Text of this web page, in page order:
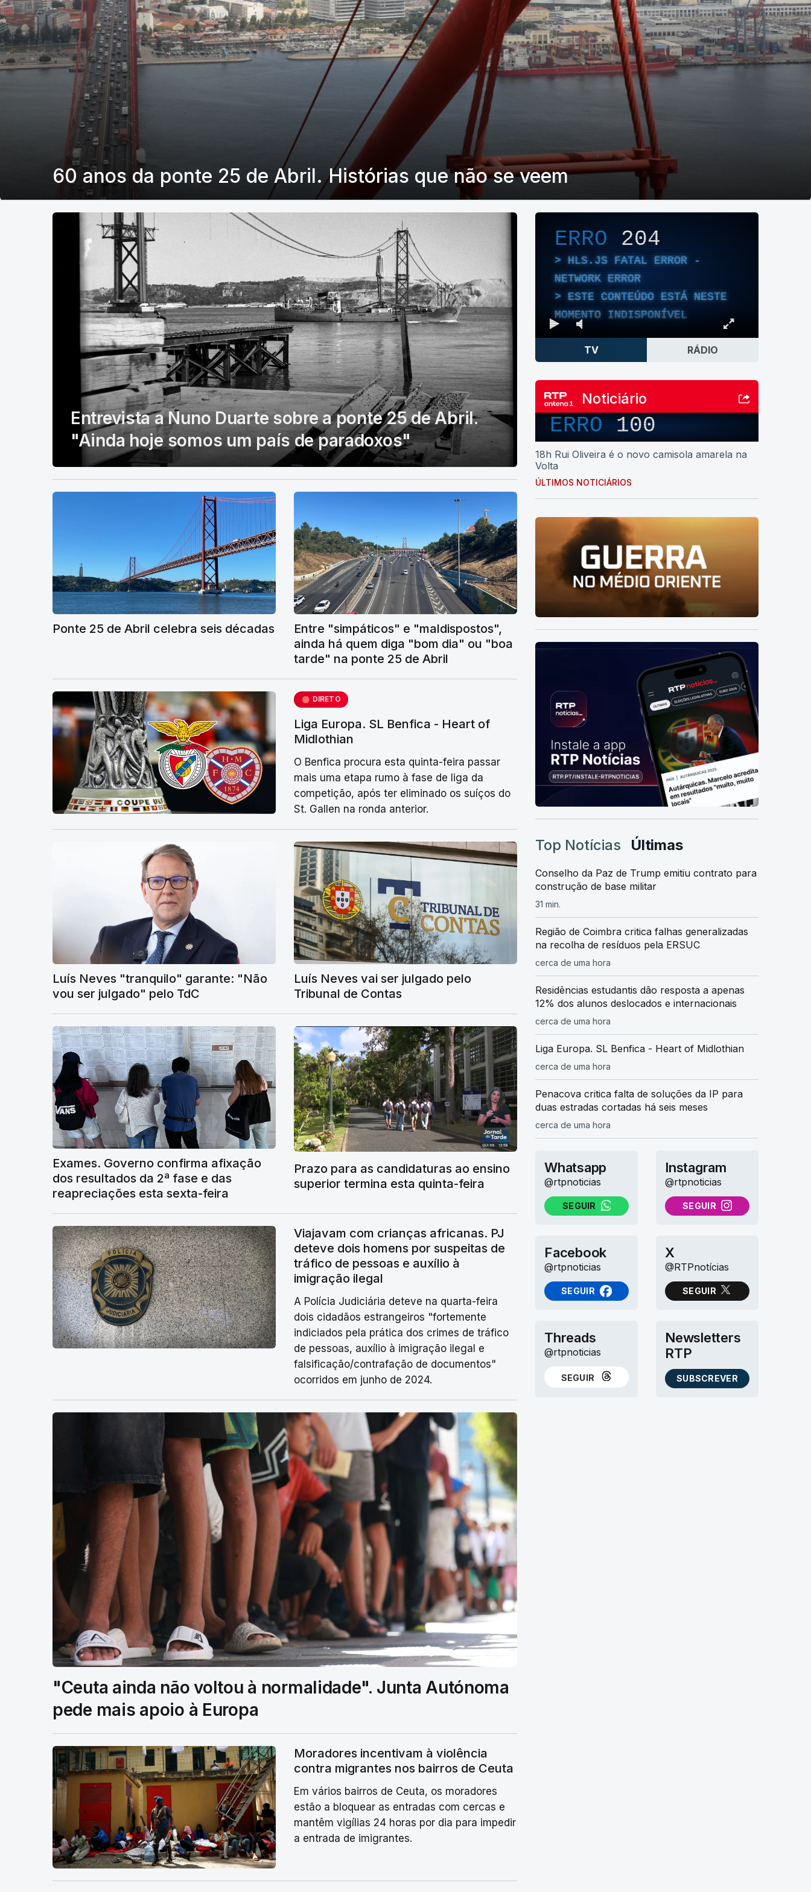
60 anos da ponte 25 de Abril. Histórias que não se veem
Entrevista a Nuno Duarte sobre a ponte 25 de Abril.
"Ainda hoje somos um país de paradoxos"
Ponte 25 de Abril celebra seis décadas
Entre "simpáticos" e "maldispostos",
ainda há quem diga "bom dia" ou "boa
tarde" na ponte 25 de Abril
DIRETO
Liga Europa. SL Benfica - Heart of
Midlothian
O Benfica procura esta quinta-feira passar
mais uma etapa rumo à fase de liga da
competição, após ter eliminado os suíços do
St. Gallen na ronda anterior.
Luís Neves "tranquilo" garante: "Não
vou ser julgado" pelo TdC
Luís Neves vai ser julgado pelo
Tribunal de Contas
Exames. Governo confirma afixação
dos resultados da 2ª fase e das
reapreciações esta sexta-feira
Prazo para as candidaturas ao ensino
superior termina esta quinta-feira
Viajavam com crianças africanas. PJ
deteve dois homens por suspeitas de
tráfico de pessoas e auxílio à
imigração ilegal
A Polícia Judiciária deteve na quarta-feira
dois cidadãos estrangeiros "fortemente
indiciados pela prática dos crimes de tráfico
de pessoas, auxílio à imigração ilegal e
falsificação/contrafação de documentos"
ocorridos em junho de 2024.
"Ceuta ainda não voltou à normalidade". Junta Autónoma
pede mais apoio à Europa
Moradores incentivam à violência
contra migrantes nos bairros de Ceuta
Em vários bairros de Ceuta, os moradores
estão a bloquear as entradas com cercas e
mantêm vigílias 24 horas por dia para impedir
a entrada de imigrantes.
Player de Áudio/Vídeo
ERRO 204
HLS.JS FATAL ERROR -
NETWORK ERROR
ESTE CONTEÚDO ESTÁ NESTE
MOMENTO INDISPONÍVEL
TV RÁDIO
Noticiário
ERRO100
18h Rui Oliveira é o novo camisola amarela na
Volta
ÚLTIMOS NOTICIÁRIOS
Top Notícias Últimas
Conselho da Paz de Trump emitiu contrato para
construção de base militar
31 min.
Região de Coimbra critica falhas generalizadas
na recolha de resíduos pela ERSUC
cerca de uma hora
Residências estudantis dão resposta a apenas
12% dos alunos deslocados e internacionais
cerca de uma hora
Liga Europa. SL Benfica - Heart of Midlothian
cerca de uma hora
Penacova critica falta de soluções da IP para
duas estradas cortadas há seis meses
cerca de uma hora
Whatsapp
@rtpnoticias
SEGUIR
NO WHATSAPP
Instagram
@rtpnoticias
SEGUIR
NO INSTAGRAM
Facebook
@rtpnoticias
SEGUIR
NO FACEBOOK
X
@RTPnotícias
SEGUIR
NO X (TWITTER)
Threads
@rtpnoticias
SEGUIR
NO THREADS
Newsletters
RTP
SUBSCREVER
AS NEWSLETTERS RTP